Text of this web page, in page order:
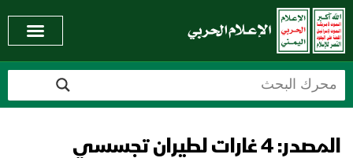
المصدر: 4 غارات لطيران تجسسي